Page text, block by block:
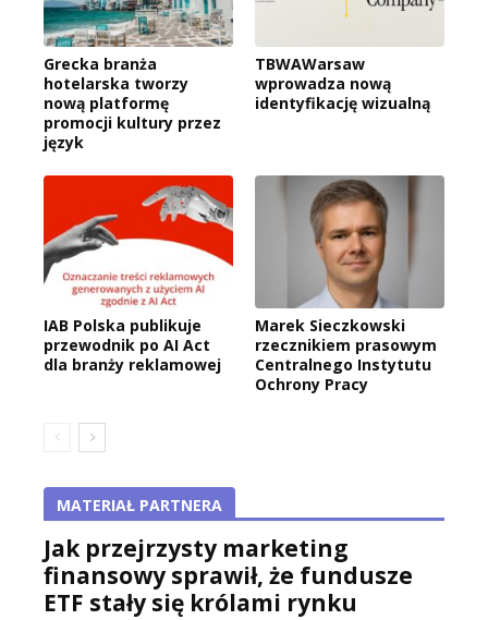
Grecka branża
hotelarska tworzy
nową platformę
promocji kultury przez
język
TBWAWarsaw
wprowadza nową
identyfikację wizualną
IAB Polska publikuje
przewodnik po AI Act
dla branży reklamowej
Marek Sieczkowski
rzecznikiem prasowym
Centralnego Instytutu
Ochrony Pracy
MATERIAŁ PARTNERA
Jak przejrzysty marketing
finansowy sprawił, że fundusze
ETF stały się królami rynku